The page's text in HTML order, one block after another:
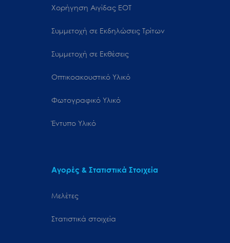
Χορήγηση Αιγίδας ΕΟΤ
Συμμετοχή σε Εκδηλώσεις Τρίτων
Συμμετοχή σε Εκθέσεις
Οπτικοακουστικό Υλικό
Φωτογραφικό Υλικό
Έντυπο Υλικό
Αγορές & Στατιστικά Στοιχεία
Μελέτες
Στατιστικά στοιχεία